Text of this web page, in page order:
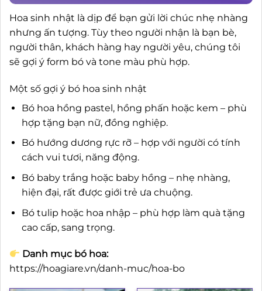
Hoa sinh nhật là dịp để bạn gửi lời chúc nhẹ nhàng
nhưng ấn tượng. Tùy theo người nhận là bạn bè,
người thân, khách hàng hay người yêu, chúng tôi
sẽ gợi ý form bó và tone màu phù hợp.
Một số gợi ý bó hoa sinh nhật
Bó hoa hồng pastel, hồng phấn hoặc kem – phù
hợp tặng bạn nữ, đồng nghiệp.
Bó hướng dương rực rỡ – hợp với người có tính
cách vui tươi, năng động.
Bó baby trắng hoặc baby hồng – nhẹ nhàng,
hiện đại, rất được giới trẻ ưa chuộng.
Bó tulip hoặc hoa nhập – phù hợp làm quà tặng
cao cấp, sang trọng.
Danh mục bó hoa:
https://hoagiare.vn/danh-muc/hoa-bo